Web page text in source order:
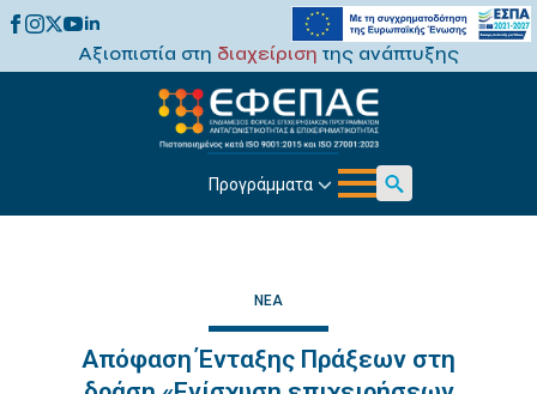
Αξιοπιστία στη διαχείριση της ανάπτυξης
Προγράμματα
Search
ΝΈΑ
Απόφαση Ένταξης Πράξεων στη